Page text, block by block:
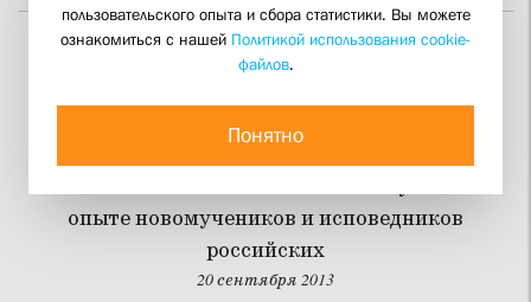
Как молились в СССР?
Зельников об особенностях богослужения в
опыте новомучеников и исповедников
российских
20 сентября 2013
пользовательского опыта и сбора статистики. Вы можете
ознакомиться с нашей Политикой использования cookie-
файлов.
Понятно